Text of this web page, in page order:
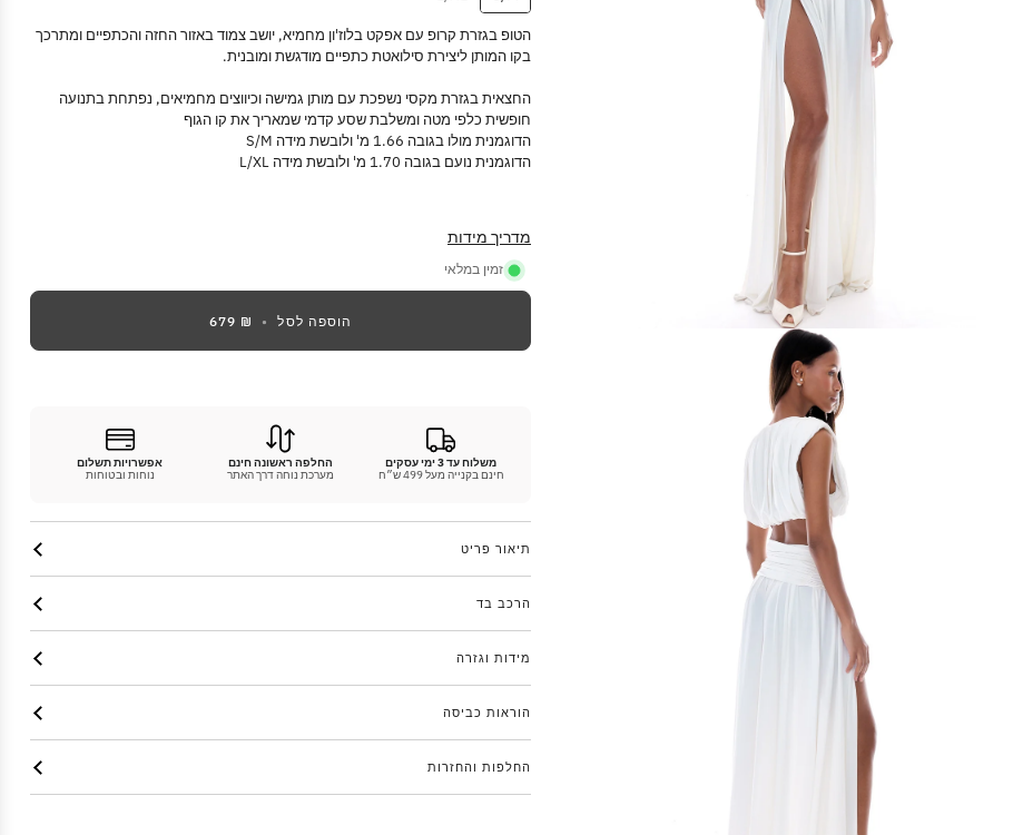
הטופ בגזרת קרופ עם אפקט בלוז'ון מחמיא, יושב צמוד באזור החזה והכתפיים ומתרכך
בקו המותן ליצירת סילואטת כתפיים מודגשת ומובנית.
החצאית בגזרת מקסי נשפכת עם מותן גמישה וכיווצים מחמיאים, נפתחת בתנועה
חופשית כלפי מטה ומשלבת שסע קדמי שמאריך את קו הגוף
הדוגמנית מולו בגובה 1.66 מ' ולובשת מידה S/M
הדוגמנית נועם בגובה 1.70 מ' ולובשת מידה L/XL
מדריך מידות
זמין במלאי
הוספה לסל •
₪ 679
משלוח עד 3 ימי עסקים
חינם בקנייה מעל 499 ש״ח
החלפה ראשונה חינם
מערכת נוחה דרך האתר
אפשרויות תשלום
נוחות ובטוחות
תיאור פריט
הרכב בד
מידות וגזרה
הוראות כביסה
החלפות והחזרות